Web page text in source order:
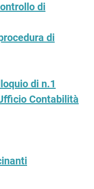
di
di
di n.1
Contabilità